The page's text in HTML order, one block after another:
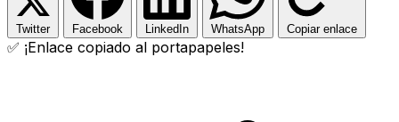
Twitter Facebook LinkedIn WhatsApp Copiar enlace
✅ ¡Enlace copiado al portapapeles!